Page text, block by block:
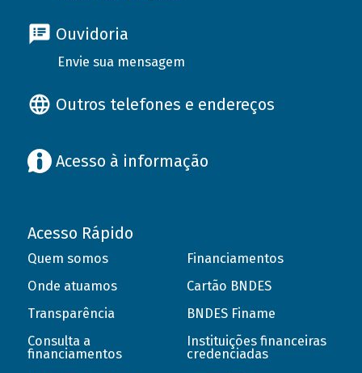
Ouvidoria
Envie sua mensagem
Outros telefones e endereços
Acesso à informação
Acesso Rápido
Quem somos
Onde atuamos
Transparência
Consulta a
financiamentos
Financiamentos
Cartão BNDES
BNDES Finame
Instituições financeiras
credenciadas